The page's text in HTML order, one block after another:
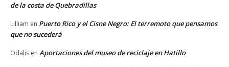
de la costa de Quebradillas
Lilliam en Puerto Rico y el Cisne Negro: El terremoto que pensamos
que no sucederá
Odalis en Aportaciones del museo de reciclaje en Hatillo